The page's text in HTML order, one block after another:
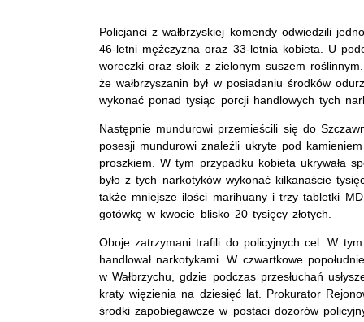
Policjanci z wałbrzyskiej komendy odwiedzili
46-letni mężczyzna oraz 33-letnia kobieta. U
woreczki oraz słoik z zielonym suszem
że wałbrzyszanin był w posiadaniu środków
wykonać ponad tysiąc porcji handlowych tych
Następnie mundurowi przemieścili się do
posesji mundurowi znaleźli ukryte pod
proszkiem. W tym przypadku kobieta ukrywała
było z tych narkotyków wykonać kilkanaście
także mniejsze ilości marihuany i trzy tabletki
gotówkę w kwocie blisko 20 tysięcy złotych.
Oboje zatrzymani trafili do policyjnych cel. W
handlował narkotykami. W czwartkowe
w Wałbrzychu, gdzie podczas przesłuchań
kraty więzienia na dziesięć lat. Prokurator
środki zapobiegawcze w postaci dozorów